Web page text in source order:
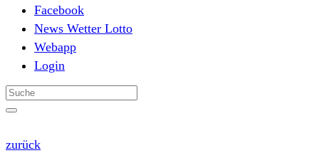
Facebook
News Wetter Lotto
Webapp
Login
zurück